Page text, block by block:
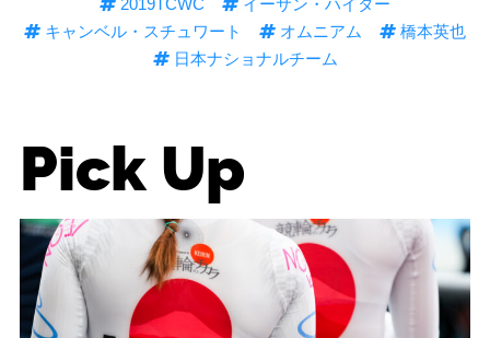
2019TCWC
イーサン・ハイター
キャンベル・スチュワート
オムニアム
橋本英也
日本ナショナルチーム
Pick Up